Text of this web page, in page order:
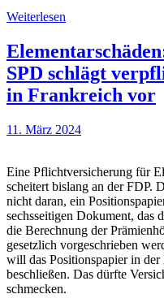
Weiterlesen
SPD schlägt
in Frankreich vor
11. März 2024
Eine Pflichtversicherung für
scheitert bislang an der FDP.
nicht daran, ein
sechsseitigen Dokument, das
die Berechnung der
gesetzlich vorgeschrieben
will das Positionspapier in
beschließen. Das dürfte
schmecken.